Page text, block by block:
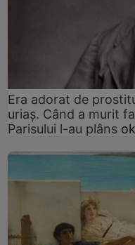
Era adorat de
uriaș. Când a murit
Parisului l-au plâns